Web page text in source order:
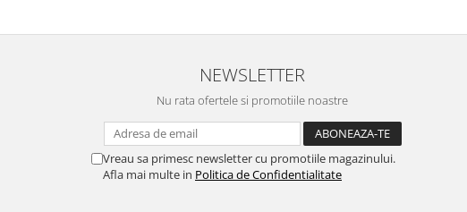
NEWSLETTER
Nu rata ofertele si promotiile noastre
Vreau sa primesc newsletter cu promotiile magazinului.
Afla mai multe in Politica de Confidentialitate